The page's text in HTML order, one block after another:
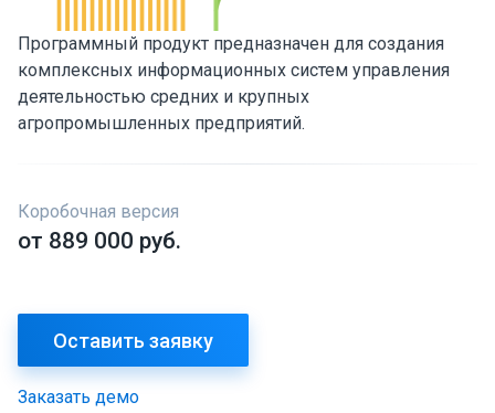
Программный продукт предназначен для создания
комплексных информационных систем управления
деятельностью средних и крупных
агропромышленных предприятий.
Коробочная версия
от 889 000 руб.
Оставить заявку
Заказать демо